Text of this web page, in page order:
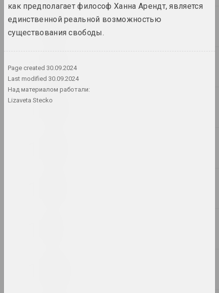
1996
1995
1994
как предполагает философ Ханна Арендт, является
единственной реальной возможностью
существования свободы.
Page created 30.09.2024
Last modified 30.09.2024
Над материалом работали:
Lizaveta Stecko